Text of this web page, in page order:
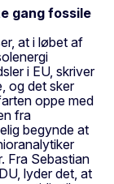
gang fossile
at i løbet af
i EU, skriver
og det sker
oppe med
fra
begynde at
Fra Sebastian
lyder det, at